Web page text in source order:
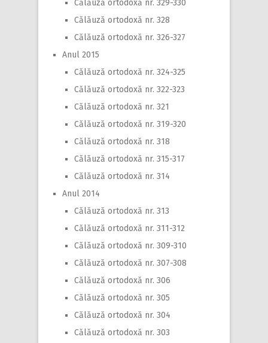
Călăuză ortodoxă nr. 329-330
Călăuză ortodoxă nr. 328
Călăuză ortodoxă nr. 326-327
Anul 2015
Călăuză ortodoxă nr. 324-325
Călăuză ortodoxă nr. 322-323
Călăuză ortodoxă nr. 321
Călăuză ortodoxă nr. 319-320
Călăuză ortodoxă nr. 318
Călăuză ortodoxă nr. 315-317
Călăuză ortodoxă nr. 314
Anul 2014
Călăuză ortodoxă nr. 313
Călăuză ortodoxă nr. 311-312
Călăuză ortodoxă nr. 309-310
Călăuză ortodoxă nr. 307-308
Călăuză ortodoxă nr. 306
Călăuză ortodoxă nr. 305
Călăuză ortodoxă nr. 304
Călăuză ortodoxă nr. 303